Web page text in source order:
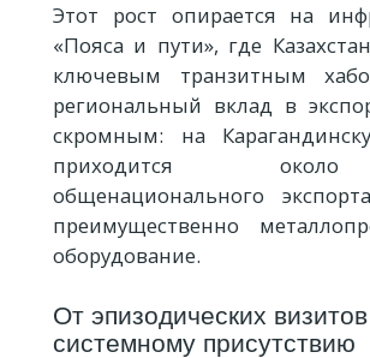
Этот рост опирается на
«Пояса и пути», где
ключевым транзитным
региональный вклад в
скромным: на
приходится
общенационального
преимущественно
оборудование.
От эпизодических
системному присутствию